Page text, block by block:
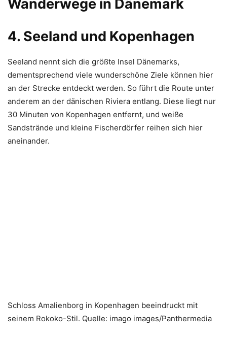
Wanderwege in Dänemark
4. Seeland und Kopenhagen
Seeland nennt sich die größte Insel Dänemarks,
dementsprechend viele wunderschöne Ziele können hier
an der Strecke entdeckt werden. So führt die Route unter
anderem an der dänischen Riviera entlang. Diese liegt nur
30 Minuten von Kopenhagen entfernt, und weiße
Sandstrände und kleine Fischerdörfer reihen sich hier
aneinander.
Schloss Amalienborg in Kopenhagen beeindruckt mit
seinem Rokoko-Stil. Quelle: imago images/Panthermedia